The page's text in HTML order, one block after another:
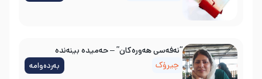
“نەفەسی هەورەکان” – حەمیدە بینەندە
چیرۆک
بەردەوامە